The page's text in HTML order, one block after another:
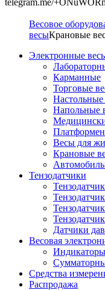
Весовое
весыКрановые
Электронные
Карманные
Торговые
Напольные
Весы для
Крановые
Тензодатчики
Датчики
Весовая
Средства
Распродажа